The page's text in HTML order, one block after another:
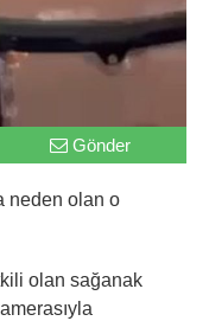
Gönder
neden olan o
olan sağanak